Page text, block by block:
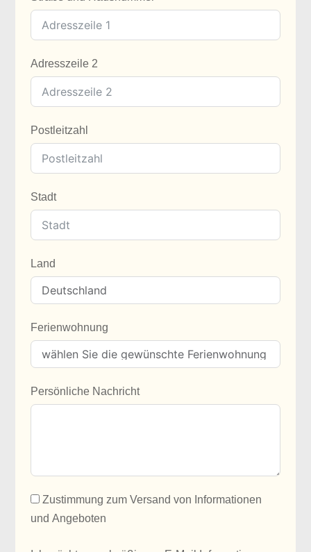
Adresszeile 2
Postleitzahl
Stadt
Land
Ferienwohnung
Persönliche Nachricht
Zustimmung zum Versand von Informationen
und Angeboten